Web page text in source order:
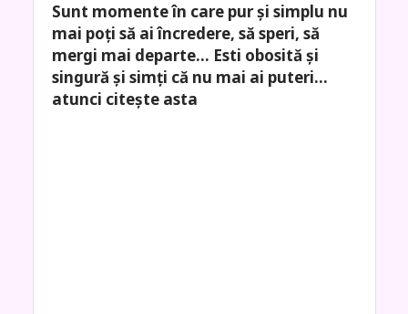
Sunt momente în care pur și simplu nu
mai poți să ai încredere, să speri, să
mergi mai departe… Esti obosită și
singură şi simţi că nu mai ai puteri…
atunci citește asta